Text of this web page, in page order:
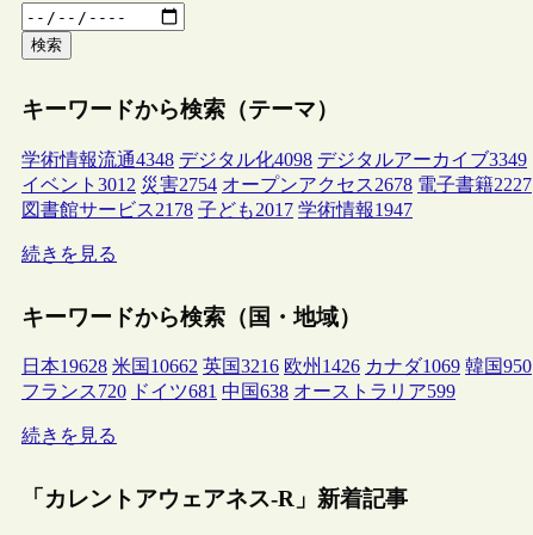
検索
キーワードから検索（テーマ）
学術情報流通4348 デジタル化4098 デジタルアーカイブ3349
イベント 3012 災害2754 オープンアクセス2678 電子書籍2227
図書館サービス2178 子ども2017 学術情報1947
続きを見る
キーワードから検索（国・地域）
日本19628 米国 10662 英国3216 欧州 1426 カナダ1069 韓国950
フランス720 ドイツ681 中国638 オーストラリア599
続きを見る
「カレントアウェアネス-R」新着記事